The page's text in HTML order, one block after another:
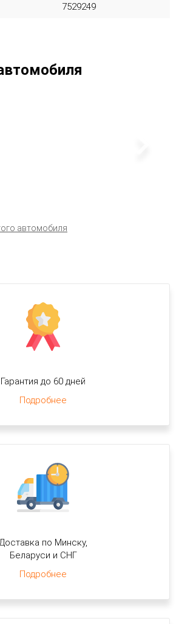
7529249
автомобиля
Гарантия до 60 дней
Подробнее
по Минску,
Беларуси и СНГ
Подробнее